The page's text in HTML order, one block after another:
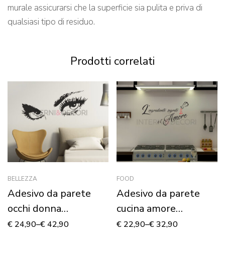
murale assicurarsi che la superficie sia pulita e priva di
qualsiasi tipo di residuo.
Prodotti correlati
BELLEZZA
Adesivo da parete
occhi donna
“BEAUTIFUL EYES”
€ 24,90–€42,90
FOOD
Adesivo da parete
cucina amore
“L’INGREDIENTE
€ 22,90–€32,90